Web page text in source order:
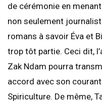
de cérémonie en
non seulement
romans à savoir Éva et
trop tôt partie. Ceci dit,
Zak Ndam pourra
accord avec son
Spiriculture. De même,